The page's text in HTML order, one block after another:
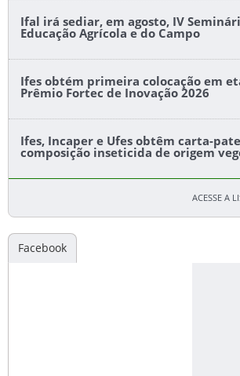
Ifal irá sediar, em agosto, IV
Educação Agrícola e do Campo
Ifes obtém primeira colocação em
Prêmio Fortec de Inovação 2026
Ifes, Incaper e Ufes obtêm carta-
composição inseticida de origem
ACESSE A
Facebook